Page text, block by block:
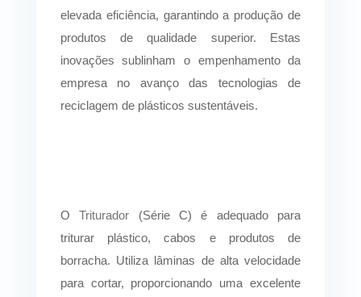
elevada eficiência, garantindo a produção de
produtos de qualidade superior. Estas
inovações sublinham o empenhamento da
empresa no avanço das tecnologias de
reciclagem de plásticos sustentáveis.
O Triturador (Série C) é adequado para
triturar plástico, cabos e produtos de
borracha. Utiliza lâminas de alta velocidade
para cortar, proporcionando uma excelente